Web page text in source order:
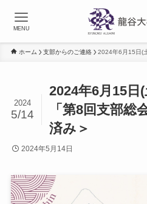
MENU
ホーム 支部からのご連絡 2024年6月15日(
2024年6月15
「第8回支部総
済み＞
2024
5/14
2024年5月14日